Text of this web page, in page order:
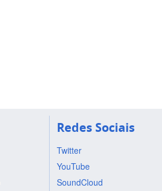
Redes Sociais
Twitter
YouTube
SoundCloud